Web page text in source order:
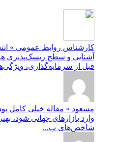
کارشناس روابط عمومی »
آشنایی و سطح ریسک‌پذیری
قبل از سرمایه‌گذاری،
مسعود » مقاله خیلی کامل
وارد بازارهای جهانی شود،
شاخص‌های ب...